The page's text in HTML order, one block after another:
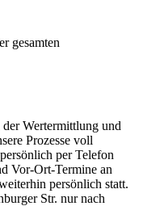
gesamten
Wertermittlung und
Prozesse voll
per Telefon
Vor-Ort-Termine an
persönlich statt.
Str. nur nach